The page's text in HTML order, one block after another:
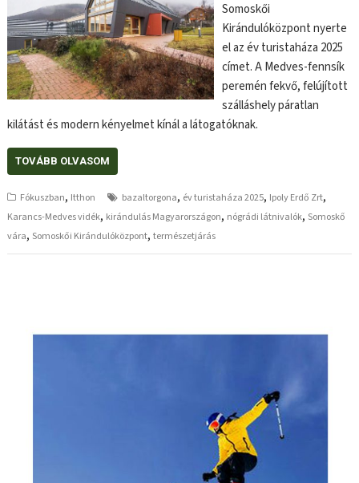
Somoskői
Kirándulóközpont nyerte
el az év turistaháza 2025
címet. A Medves-fennsík
peremén fekvő, felújított
szálláshely páratlan
kilátást és modern kényelmet kínál a látogatóknak.
TOVÁBB OLVASOM
Fókuszban, Itthon bazaltorgona, év turistaháza 2025, Ipoly Erdő Zrt,
Karancs-Medves vidék, kirándulás Magyarországon, nógrádi látnivalók, Somoskő
vára, Somoskői Kirándulóközpont,természetjárás